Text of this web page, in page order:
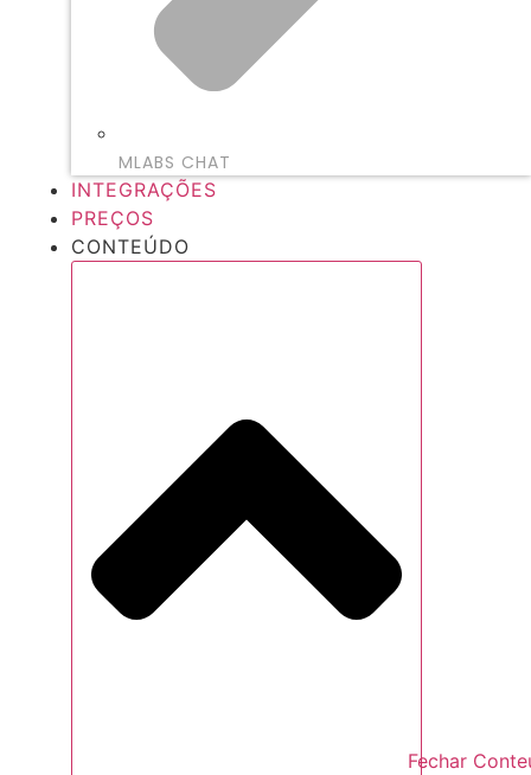
MLABS CHAT
INTEGRAÇÕES
PREÇOS
CONTEÚDO
Fechar